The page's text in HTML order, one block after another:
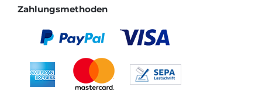
Zahlungsmethoden